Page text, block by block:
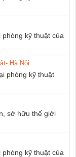
kỹ thuật của
Hà Nội
phòng kỹ thuật
sở hữu thế giới
kỹ thuật của